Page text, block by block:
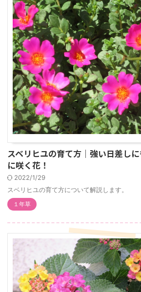
スベリヒユの育て方｜強い日差し
に咲く花！
2022/1/29
スベリヒユの育て方について解説します。
１年草